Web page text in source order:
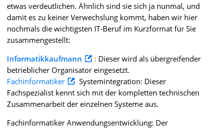
etwas verdeutlichen. Ähnlich sind sie sich ja nunmal, und
damit es zu keiner Verwechslung kommt, haben wir hier
nochmals die wichtigsten IT-Beruf im Kurzformat für Sie
zusammengestellt:
Informatikkaufmann
: Dieser wird als übergreifender
betrieblicher Organisator eingesetzt.
Fachinformatiker
Systemintegration: Dieser
Fachspezialist kennt sich mit der kompletten technischen
Zusammenarbeit der einzelnen Systeme aus.
Fachinformatiker Anwendungsentwicklung: Der